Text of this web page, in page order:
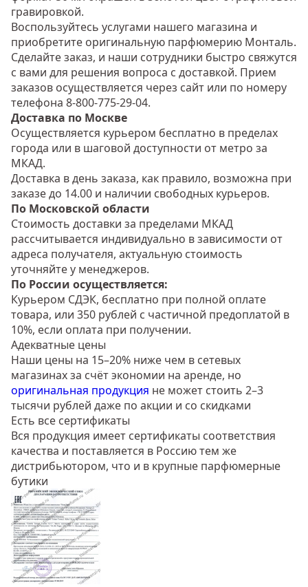
гравировкой.
Воспользуйтесь услугами нашего магазина и
приобретите оригинальную парфюмерию Монталь.
Сделайте заказ, и наши сотрудники быстро свяжутся
с вами для решения вопроса с доставкой. Прием
заказов осуществляется через сайт или по номеру
телефона 8-800-775-29-04.
Доставка по Москве
Осуществляется курьером бесплатно в пределах
города или в шаговой доступности от метро за
МКАД.
Доставка в день заказа, как правило, возможна при
заказе до 14.00 и наличии свободных курьеров.
По Московской области
Стоимость доставки за пределами МКАД
рассчитывается индивидуально в зависимости от
адреса получателя, актуальную стоимость
уточняйте у менеджеров.
По России осуществляется:
Курьером СДЭК, бесплатно при полной оплате
товара, или 350 рублей с частичной предоплатой в
10%, если оплата при получении.
Адекватные цены
Наши цены на 15–20% ниже чем в сетевых
магазинах за счёт экономии на аренде, но
оригинальная продукция не может стоить 2–3
тысячи рублей даже по акции и со скидками
Есть все сертификаты
Вся продукция имеет сертификаты соответствия
качества и поставляется в Россию тем же
дистрибьютором, что и в крупные парфюмерные
бутики